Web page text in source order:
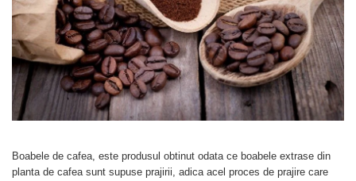
Capsule compatibile Bialetti
Capsule compatibile Beanz
Capsule compatibile Uno System
Capsule compatibile Caffitaly
PADURI CAFEA & MONODOZE
Paduri cafea ESE44
CAFEA MACINATA
Boabele de cafea, este produsul obtinut odata ce boabele extrase din
planta de cafea sunt supuse prajirii, adica acel proces de prajire care